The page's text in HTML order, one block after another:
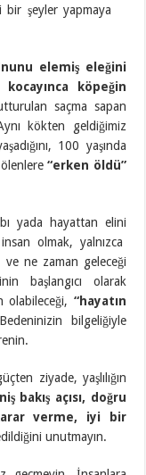
bir şeyler yapmaya
elemiş eleğini
kocayınca köpeğin
saçma sapan
kökten geldiğimiz
100 yaşında
ölenlere“erken öldü”
yada hayattan elini
olmak, yalnızca
ne zaman geleceği
başlangıcı olarak
olabileceği, “hayatın
bilgeliğiyle
ziyade, yaşlılığın
bakış açısı, doğru
verme, iyi bir
unutmayın.